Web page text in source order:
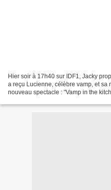
Hier soir à 17h40 sur IDF1, Jacky
a reçu Lucienne, célèbre vamp, et
nouveau spectacle : "Vamp in the